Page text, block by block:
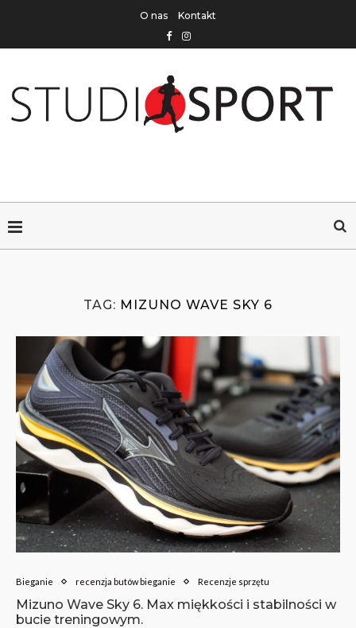
O nas Kontakt
TAG: MIZUNO WAVE SKY 6
Bieganie recenzja butów bieganie Recenzje sprzętu
Mizuno Wave Sky 6. Max miękkości i stabilności w
bucie treningowym.